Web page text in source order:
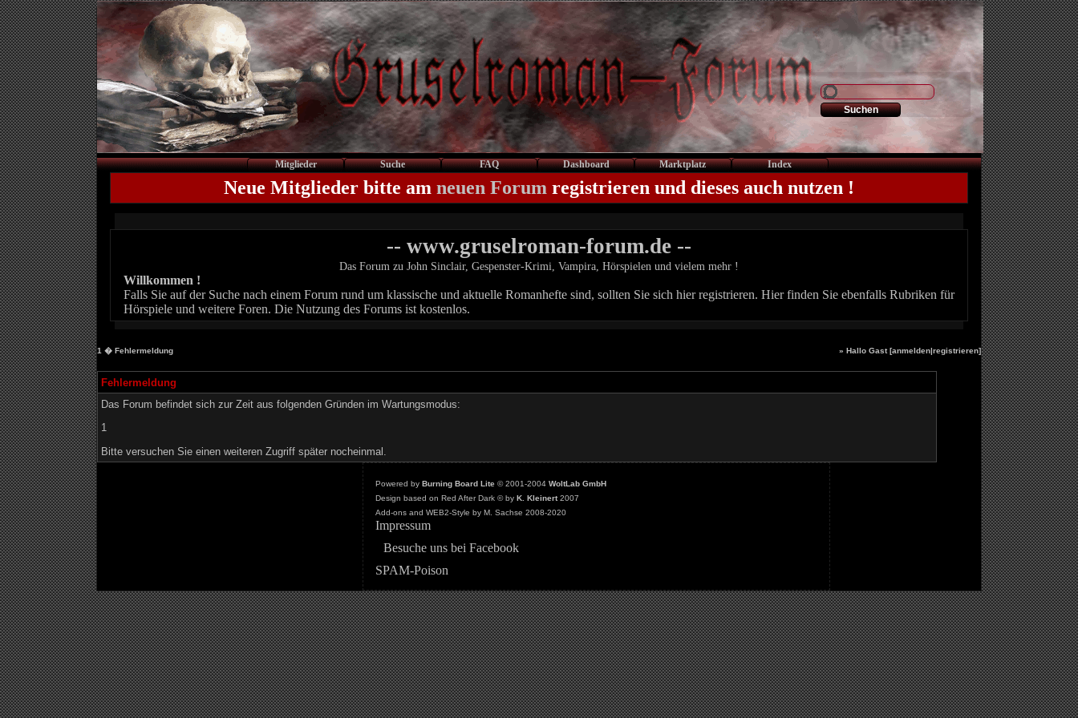
Mitglieder Suche FAQ Dashboard Marktplatz Index
Neue Mitglieder bitte am neuen Forum registrieren und dieses auch nutzen !
-- www.gruselroman-forum.de --
Das Forum zu John Sinclair, Gespenster-Krimi, Vampira, Hörspielen und vielem mehr !
Willkommen !
Falls Sie auf der Suche nach einem Forum rund um klassische und aktuelle Romanhefte sind, sollten Sie sich hier registrieren. Hier finden Sie ebenfalls Rubriken für
Hörspiele und weitere Foren. Die Nutzung des Forums ist kostenlos.
1 � Fehlermeldung » Hallo Gast [anmelden|registrieren]
Fehlermeldung
Das Forum befindet sich zur Zeit aus folgenden Gründen im Wartungsmodus:
1
Bitte versuchen Sie einen weiteren Zugriff später nocheinmal.
Powered by Burning Board Lite© 2001-2004 WoltLab GmbH
Design based on Red After Dark © by K. Kleinert2007
Add-ons and WEB2-Style by M. Sachse 2008-2020
Impressum
Besuche uns bei Facebook
SPAM-Poison